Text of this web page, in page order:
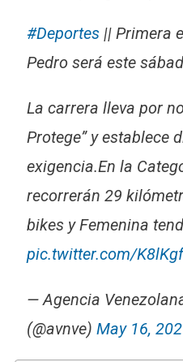
#Deportes|| Primera
Pedro será este
La carrera lleva por
Protege” y establece
exigencia.En la
recorrerán 29
bikes y Femenina
pic.twitter.com/
— Agencia
(@avnve) May 16,